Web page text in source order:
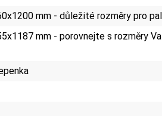
mm - důležité rozměry pro
mm - porovnejte s rozměry